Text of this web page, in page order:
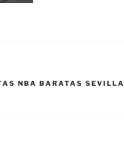
NBA BARATAS SEVILLA